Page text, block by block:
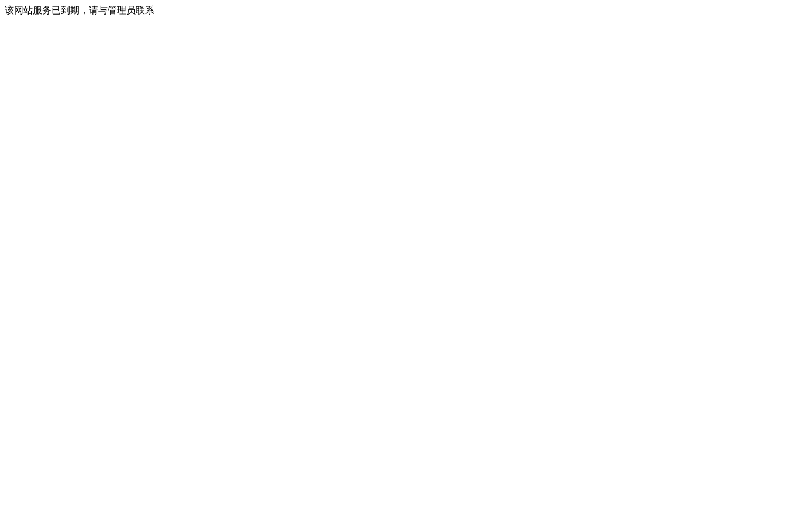
该网站服务已到期，请与管理员联系